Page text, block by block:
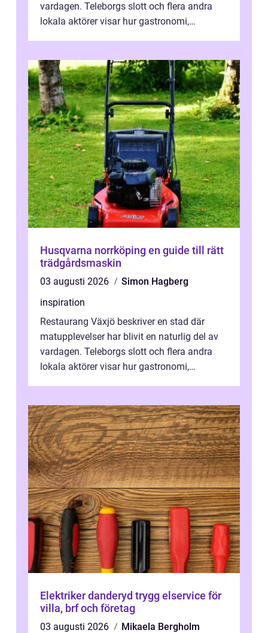
vardagen. Teleborgs slott och flera andra
lokala aktörer visar hur gastronomi,
Husqvarna norrköping en guide till rätt
trädgårdsmaskin
03 augusti 2026
Simon Hagberg
inspiration
Restaurang Växjö beskriver en stad där
matupplevelser har blivit en naturlig del av
vardagen. Teleborgs slott och flera andra
lokala aktörer visar hur gastronomi,
Elektriker danderyd trygg elservice för
villa, brf och företag
03 augusti 2026
Mikaela Bergholm